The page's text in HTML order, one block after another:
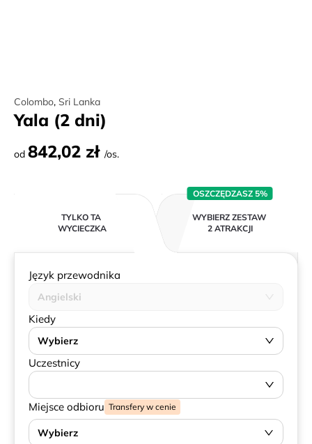
Colombo, Sri Lanka
Yala (2 dni)
od 842,02 zł /os.
TYLKO TA
WYCIECZKA
WYBIERZ ZESTAW
2 ATRAKCJI
OSZCZĘDZASZ 5%
Język przewodnika
Angielski
Kiedy
Wybierz
Uczestnicy
Miejsce odbioru Transfery w cenie
Wybierz